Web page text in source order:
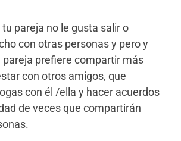
pareja no le gusta salir o
con otras personas y pero y
pareja prefiere compartir más
con otros amigos, que
con él /ella y hacer acuerdos
de veces que compartirán